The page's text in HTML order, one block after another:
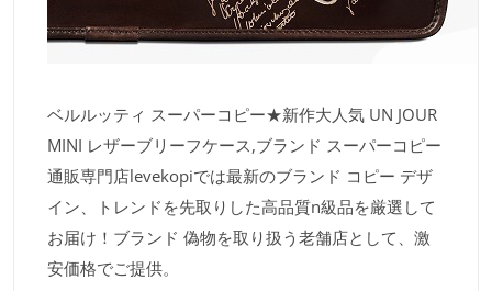
ベルルッティ スーパーコピー★新作大人気 UN JOUR
MINI レザーブリーフケース,ブランド スーパーコピー
通販専門店levekopiでは最新のブランド コピー デザ
イン、トレンドを先取りした高品質n級品を厳選して
お届け！ブランド 偽物を取り扱う老舗店として、激
安価格でご提供。